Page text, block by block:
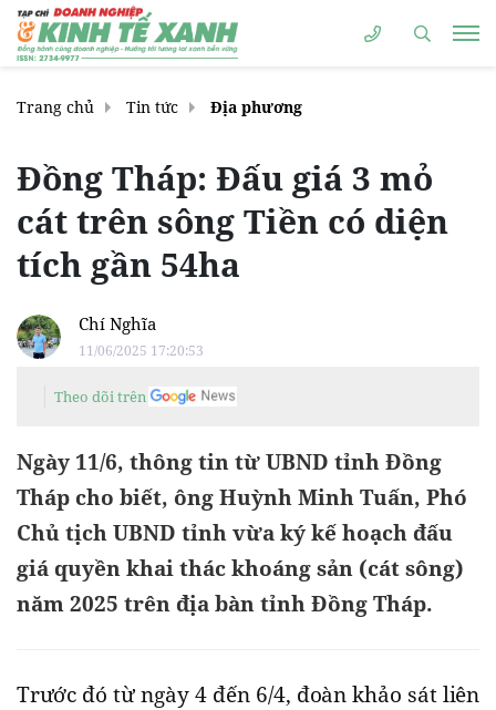
Trang chủ Tin tức Địa phương
Đồng Tháp: Đấu giá 3 mỏ
cát trên sông Tiền có diện
tích gần 54ha
Chí Nghĩa
11/06/2025 17:20:53
Theo dõi trên
Ngày 11/6, thông tin từ UBND tỉnh Đồng
Tháp cho biết, ông Huỳnh Minh Tuấn, Phó
Chủ tịch UBND tỉnh vừa ký kế hoạch đấu
giá quyền khai thác khoáng sản (cát sông)
năm 2025 trên địa bàn tỉnh Đồng Tháp.
Trước đó từ ngày 4 đến 6/4, đoàn khảo sát liên